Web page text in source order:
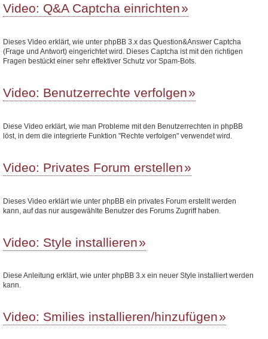
Video: Q&A Captcha einrichten
Dieses Video erklärt, wie unter phpBB 3.x das Question&Answer Captcha
(Frage und Antwort) eingerichtet wird. Dieses Captcha ist mit den richtigen
Fragen bestückt einer sehr effektiver Schutz vor Spam-Bots.
Video: Benutzerrechte verfolgen
Diese Video erklärt, wie man Probleme mit den Benutzerrechten in phpBB
löst, in dem die integrierte Funktion "Rechte verfolgen" verwendet wird.
Video: Privates Forum erstellen
Dieses Video erklärt wie unter phpBB ein privates Forum erstellt werden
kann, auf das nur ausgewählte Benutzer des Forums Zugriff haben.
Video: Style installieren
Diese Anleitung erklärt, wie unter phpBB 3.x ein neuer Style installiert werden
kann.
Video: Smilies installieren/hinzufügen